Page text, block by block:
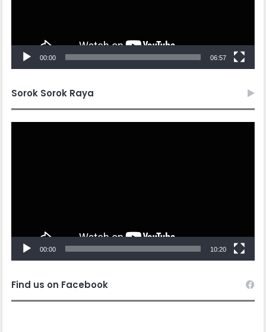
00:00 06:57
Sorok Sorok Raya
00:00 10:20
Find us on Facebook